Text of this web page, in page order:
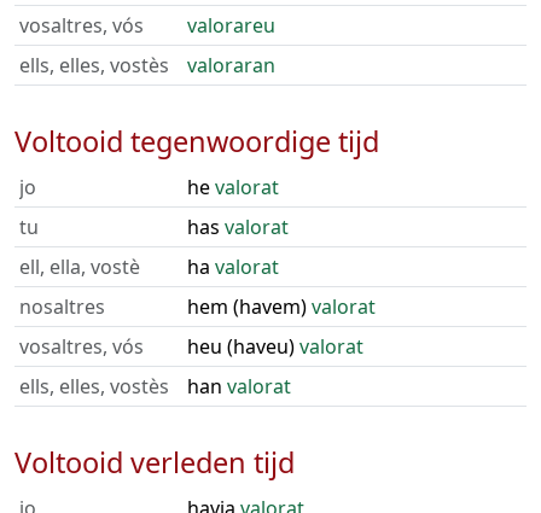
vosaltres, vós
valorareu
ells, elles, vostès
valoraran
Voltooid tegenwoordige tijd
jo hevalorat
tu
has valorat
ell, ella, vostè
ha valorat
nosaltres
hem (havem)valorat
vosaltres, vós
heu (haveu)valorat
ells, elles, vostès
han valorat
Voltooid verleden tijd